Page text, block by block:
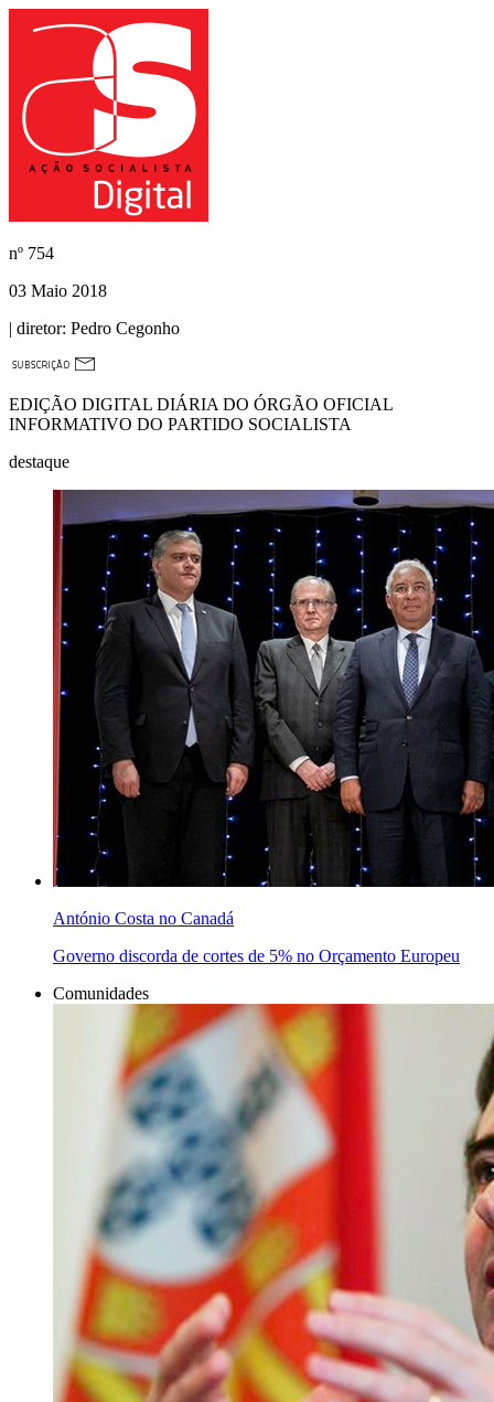
nº 754
03 Maio 2018
| diretor: Pedro Cegonho
EDIÇÃO DIGITAL DIÁRIA DO ÓRGÃO OFICIAL
INFORMATIVO DO PARTIDO SOCIALISTA
destaque
António Costa no Canadá
Governo discorda de cortes de 5% no Orçamento Europeu
Comunidades